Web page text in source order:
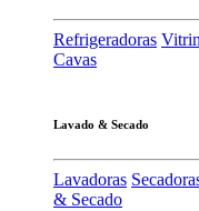
Refrigeradoras
Cavas
Lavado & Secado
Lavadoras
& Secado